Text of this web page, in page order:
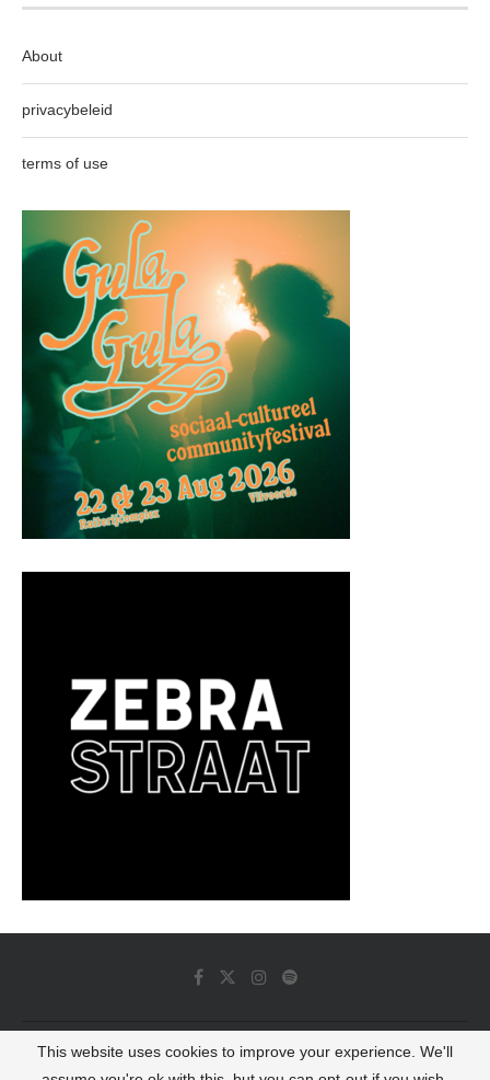
About
privacybeleid
terms of use
© 2022 - Luminous Dash All Rights Reserved
This website uses cookies to improve your experience. We'll